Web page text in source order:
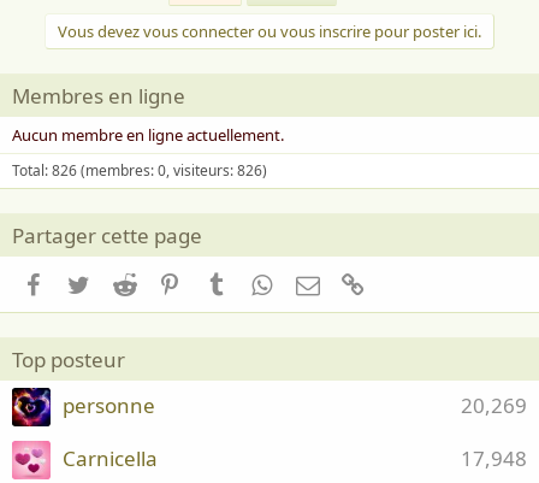
i
Vous devez vous connecter ou vous inscrire pour poster ici.
Membres en ligne
Aucun membre en ligne actuellement.
Total: 826 (membres: 0, visiteurs: 826)
Partager cette page
Facebook
TwitterReddit PinterestTumblrWhatsApp
Email
Top posteur
20,269
personne
17,948
Carnicella